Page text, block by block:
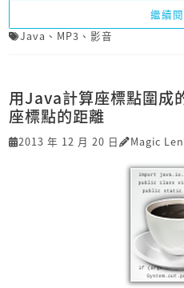
繼續
Java 、 MP3 、 影音
用Java計算座標點圍成
座標點的距離
2013 年 12 月 20 日 Magic Len